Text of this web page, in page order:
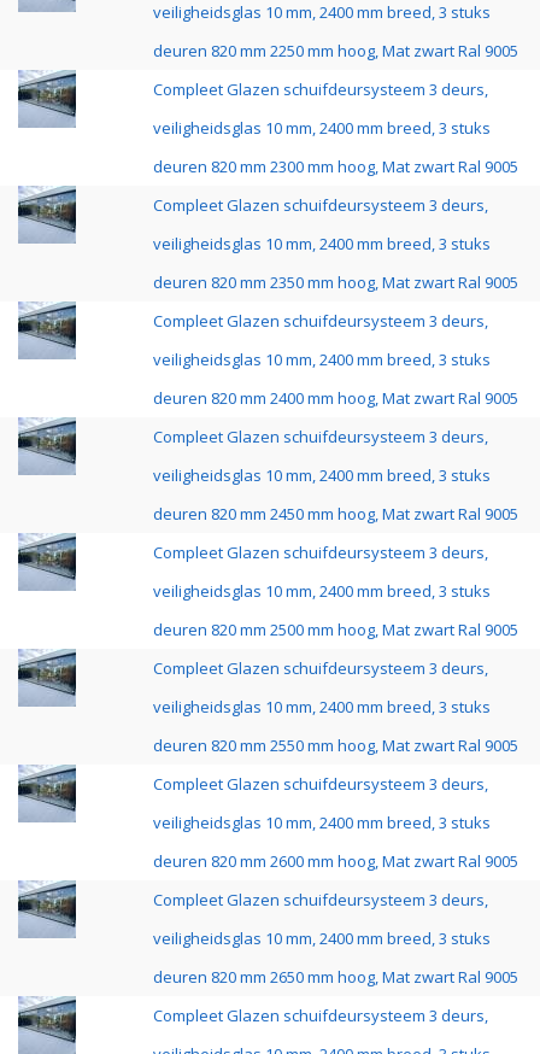
veiligheidsglas 10 mm, 2400 mm breed, 3 stuks
deuren 820 mm 2250 mm hoog, Mat zwart Ral 9005
Compleet Glazen schuifdeursysteem 3 deurs,
veiligheidsglas 10 mm, 2400 mm breed, 3 stuks
deuren 820 mm 2300 mm hoog, Mat zwart Ral 9005
Compleet Glazen schuifdeursysteem 3 deurs,
veiligheidsglas 10 mm, 2400 mm breed, 3 stuks
deuren 820 mm 2350 mm hoog, Mat zwart Ral 9005
Compleet Glazen schuifdeursysteem 3 deurs,
veiligheidsglas 10 mm, 2400 mm breed, 3 stuks
deuren 820 mm 2400 mm hoog, Mat zwart Ral 9005
Compleet Glazen schuifdeursysteem 3 deurs,
veiligheidsglas 10 mm, 2400 mm breed, 3 stuks
deuren 820 mm 2450 mm hoog, Mat zwart Ral 9005
Compleet Glazen schuifdeursysteem 3 deurs,
veiligheidsglas 10 mm, 2400 mm breed, 3 stuks
deuren 820 mm 2500 mm hoog, Mat zwart Ral 9005
Compleet Glazen schuifdeursysteem 3 deurs,
veiligheidsglas 10 mm, 2400 mm breed, 3 stuks
deuren 820 mm 2550 mm hoog, Mat zwart Ral 9005
Compleet Glazen schuifdeursysteem 3 deurs,
veiligheidsglas 10 mm, 2400 mm breed, 3 stuks
deuren 820 mm 2600 mm hoog, Mat zwart Ral 9005
Compleet Glazen schuifdeursysteem 3 deurs,
veiligheidsglas 10 mm, 2400 mm breed, 3 stuks
deuren 820 mm 2650 mm hoog, Mat zwart Ral 9005
Compleet Glazen schuifdeursysteem 3 deurs,